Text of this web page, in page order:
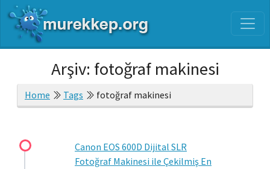
Arşiv: fotoğraf makinesi
Home Tags fotoğraf makinesi
Canon EOS 600D Dijital SLR
Fotoğraf Makinesi ile Çekilmiş En